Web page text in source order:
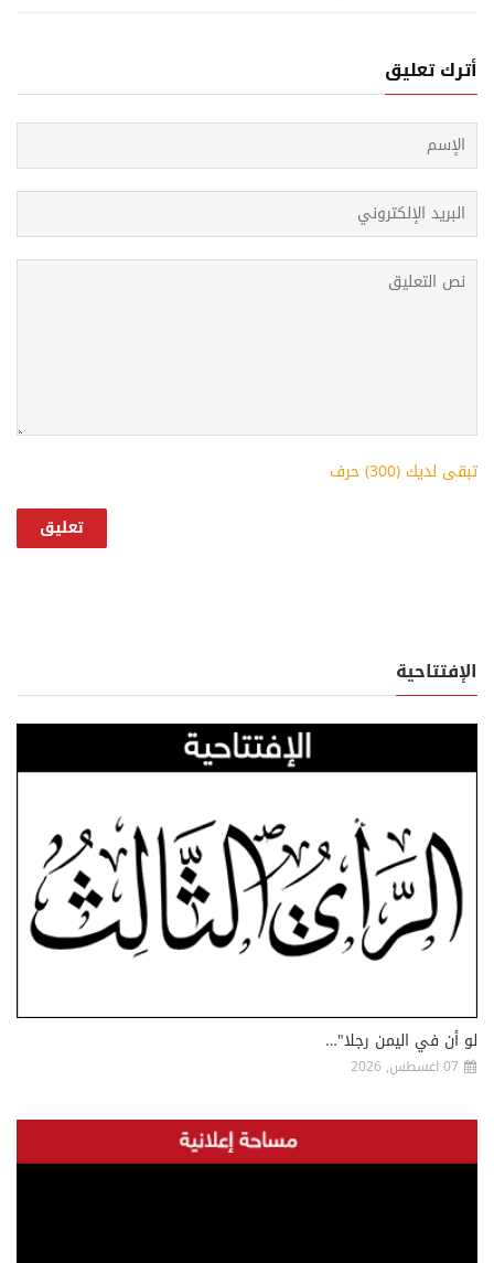
k p s
أترك تعليق
تبقى لديك (300) حرف
الإفتتاحية
لو أن في اليمن رجلا"…
07 اغسطس, 2026